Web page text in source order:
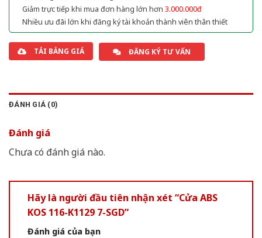
Giảm trực tiếp khi mua đơn hàng lớn hơn 3.000.000đ
Nhiều ưu đãi lớn khi đăng ký tài khoản thành viên thân thiết
TẢI BẢNG GIÁ ĐĂNG KÝ TƯ VẤN
ĐÁNH GIÁ (0)
Đánh giá
Chưa có đánh giá nào.
Hãy là người đầu tiên nhận xét “Cửa ABS
KOS 116-K1129 7-SGD”
Đánh giá của bạn